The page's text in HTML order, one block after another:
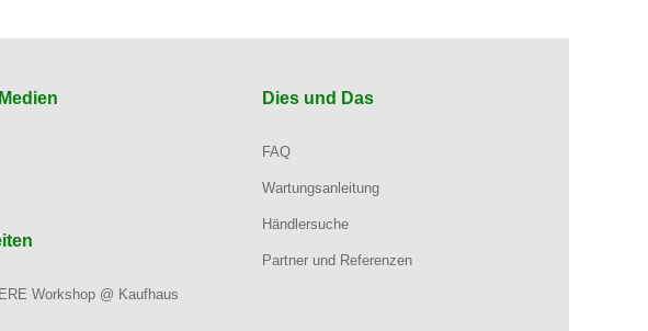
Workshop @ Kaufhaus
Dies und Das
FAQ
Wartungsanleitung
Händlersuche
Partner und Referenzen